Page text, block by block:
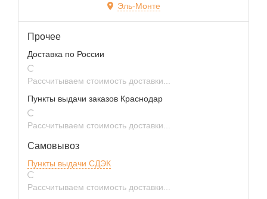
Эль-Монте
Прочее
Доставка по России
Рассчитываем стоимость доставки...
Пункты выдачи заказов Краснодар
Рассчитываем стоимость доставки...
Самовывоз
Пункты выдачи СДЭК
Рассчитываем стоимость доставки...